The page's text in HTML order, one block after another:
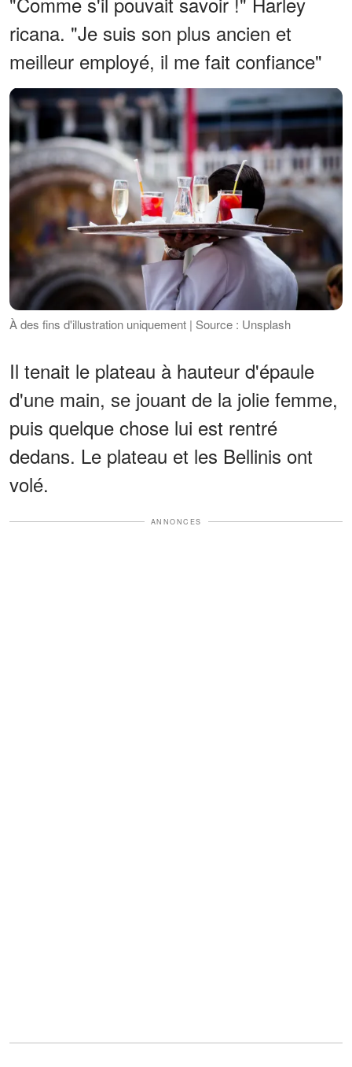
ricana. "Je suis son plus ancien et
meilleur employé, il me fait confiance"
À des fins d'illustration uniquement | Source : Unsplash
Il tenait le plateau à hauteur d'épaule
d'une main, se jouant de la jolie femme,
puis quelque chose lui est rentré
dedans. Le plateau et les Bellinis ont
volé.
ANNONCES